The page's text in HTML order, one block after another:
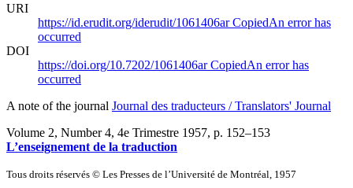
URI
https://id.erudit.org/iderudit/1061406arCopiedAn error has
occurred
DOI
https://doi.org/10.7202/1061406arCopiedAn error has
occurred
A note of the journal Journal des traducteurs / Translators' Journal
Volume 2, Number 4, 4e Trimestre 1957, p. 152–153
L’enseignement de la traduction
Tous droits réservés © Les Presses de l’Université de Montréal, 1957